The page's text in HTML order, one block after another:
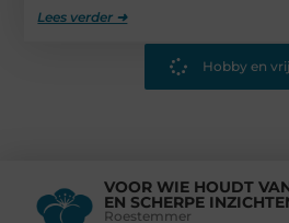
Lees verder ➜
Hobby en
VOOR WIE HOUDT
EN SCHERPE
Roestemmer